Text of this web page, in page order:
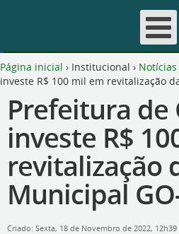
Página inicial › Institucional › Notícias
investe R$ 100 mil em revitalização
Prefeitura de
investe R$
revitalização
Municipal
Criado: Sexta, 18 de Novembro de 2022, 12h39